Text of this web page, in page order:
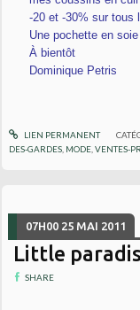
-20 et -30% sur tous
Une pochette en
À bientôt
Dominique Petris
LIEN PERMANENT
DES-GARDES MODE ,VENTES-
07H00 25 MAI 2011
Little paradis
SHARE